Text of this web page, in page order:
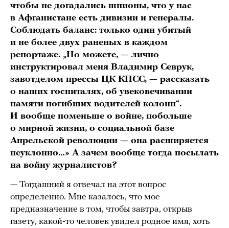
чтобы не догадались шпионы, что у нас
в Афганистане есть дивизии и генералы.
Соблюдать баланс: только один убитый
и не более двух раненых в каждом
репортаже. „Но можете, — лично
инструктировал меня Владимир Севрук,
завотделом прессы ЦК КПСС, — рассказать
о наших госпиталях, об увековечивании
памяти погибших водителей колонн“.
И вообще поменьше о войне, побольше
о мирной жизни, о социальной базе
Апрельской революции — она расширяется
неуклонно…» А зачем вообще тогда посылать
на войну журналистов?
— Тогдашний я отвечал на этот вопрос
определенно. Мне казалось, что мое
предназначение в том, чтобы завтра, открыв
газету, какой-то человек увидел родное имя, хоть